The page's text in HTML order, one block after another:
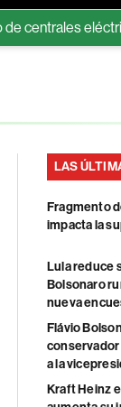
eléctricas
LAS
Fragmento
impacta la
Lula reduce
Bolsonaro
nueva
Flávio
a la
Kraft Heinz